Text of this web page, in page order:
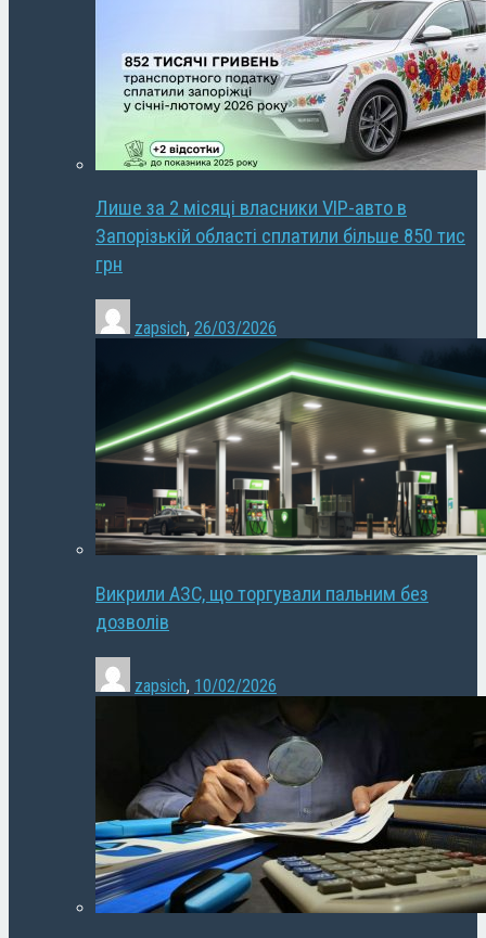
Лише за 2 місяці власники VIP-авто в
Запорізькій області сплатили більше 850 тис
грн
zapsich, 26/03/2026
Викрили АЗС, що торгували пальним без
дозволів
zapsich, 10/02/2026